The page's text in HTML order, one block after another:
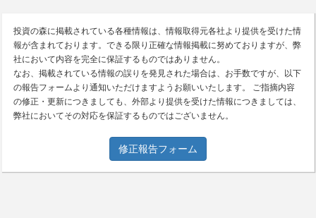
投資の森に掲載されている各種情報は、情報取得元各社より提供を受けた情
報が含まれております。できる限り正確な情報掲載に努めておりますが、弊
社において内容を完全に保証するものではありません。
なお、掲載されている情報の誤りを発見された場合は、お手数ですが、以下
の報告フォームより通知いただけますようお願いいたします。 ご指摘内容
の修正・更新につきましても、外部より提供を受けた情報につきましては、
弊社においてその対応を保証するものではございません。
修正報告フォーム